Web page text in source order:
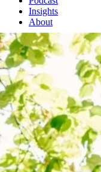
Insights
About
ENDemo buchen